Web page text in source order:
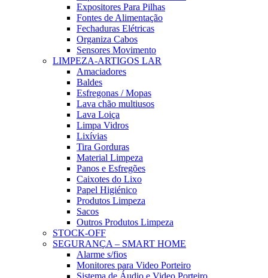
Expositores Para Pilhas
Fontes de Alimentação
Fechaduras Elétricas
Organiza Cabos
Sensores Movimento
LIMPEZA-ARTIGOS LAR
Amaciadores
Baldes
Esfregonas / Mopas
Lava chão multiusos
Lava Loiça
Limpa Vidros
Lixívias
Tira Gorduras
Material Limpeza
Panos e Esfregões
Caixotes do Lixo
Papel Higiénico
Produtos Limpeza
Sacos
Outros Produtos Limpeza
STOCK-OFF
SEGURANÇA – SMART HOME
Alarme s/fios
Monitores para Video Porteiro
Sistema de Áudio e Video Porteiro